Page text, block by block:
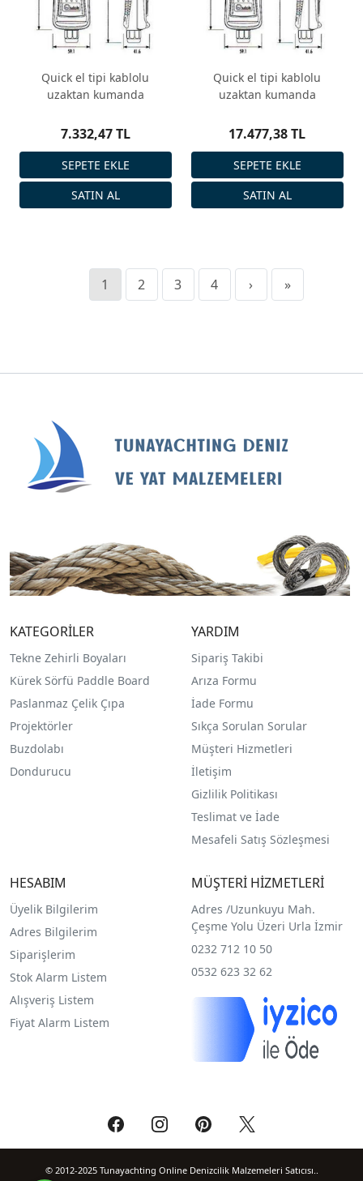
Quick el tipi kablolu
uzaktan kumanda
7.332,47 TL
Quick el tipi kablolu
uzaktan kumanda
17.477,38 TL
1 2 3 4 › »
KATEGORİLER
Tekne Zehirli Boyaları
Kürek Sörfü Paddle Board
Paslanmaz Çelik Çıpa
Projektörler
Buzdolabı
Dondurucu
YARDIM
Sipariş Takibi
Arıza Formu
İade Formu
Sıkça Sorulan Sorular
Müşteri Hizmetleri
İletişim
Gizlilik Politikası
Teslimat ve İade
Mesafeli Satış Sözleşmesi
HESABIM
Üyelik Bilgilerim
Adres Bilgilerim
Siparişlerim
Stok Alarm Listem
Alışveriş Listem
Fiyat Alarm Listem
MÜŞTERİ HİZMETLERİ
Adres /Uzunkuyu Mah.
Çeşme Yolu Üzeri Urla İzmir
0232 712 10 50
0532 623 32 62
© 2012-2025 Tunayachting Online Denizcilik Malzemeleri Satıcısı..